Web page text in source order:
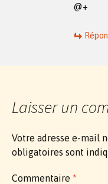
@+
Laisser un
Votre adresse e-mail
obligatoires sont
Commentaire *